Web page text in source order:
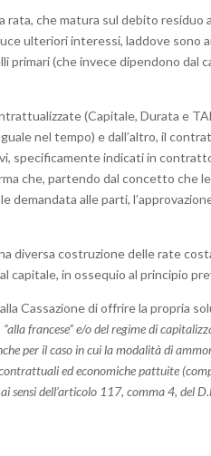
che matura sul debito residuo
ulteriori interessi, laddove
(che invece dipendono dal
(Capitale, Durata e
nel tempo) e dall’altro, il
indicati in
che, partendo dal concetto che
alle parti,
diversa costruzione delle rate
in ossequio al principio
Cassazione di offrire la propria
francese” e/o del regime di
per il caso in cui la modalità di
ed economiche pattuite
sensi dell’articolo 117, comma 4, del